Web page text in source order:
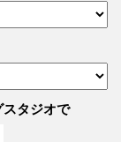
タジオで